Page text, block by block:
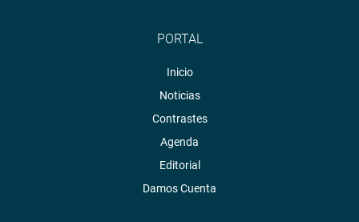
PORTAL
Inicio
Noticias
Contrastes
Agenda
Editorial
Damos Cuenta